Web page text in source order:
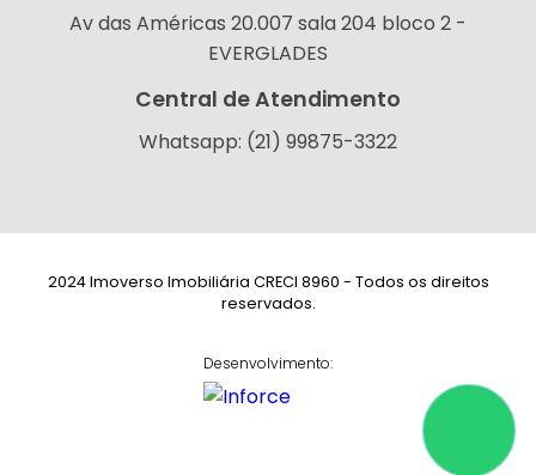
Av das Américas 20.007 sala 204 bloco 2 -
EVERGLADES
Central de Atendimento
Whatsapp: (21) 99875-3322
2024 Imoverso Imobiliária CRECI 8960 - Todos os direitos
reservados.
Desenvolvimento: